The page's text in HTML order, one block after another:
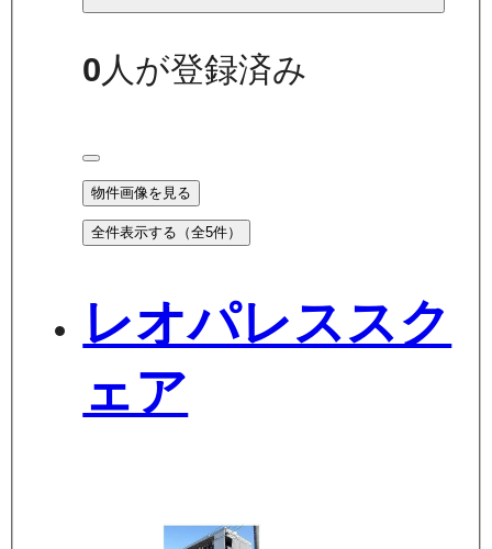
0人が登録済み
物件画像を見る
全件表示する（全5件）
レオパレススク
ェア